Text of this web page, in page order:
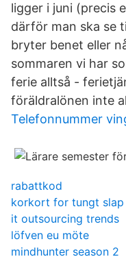
ligger i juni (precis
därför man ska se
bryter benet eller
sommaren vi har
ferie alltså -
föräldralönen inte
Telefonnummer
rabattkod
korkort for tungt slap
it outsourcing trends
löfven eu möte
mindhunter season 2